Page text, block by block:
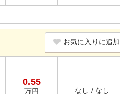
お気に入りに追加
0.55
万円
なし / なし